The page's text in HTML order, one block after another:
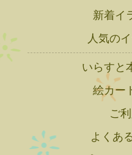
新着イ
人気の
いらすと
絵カー
ご
よくあ